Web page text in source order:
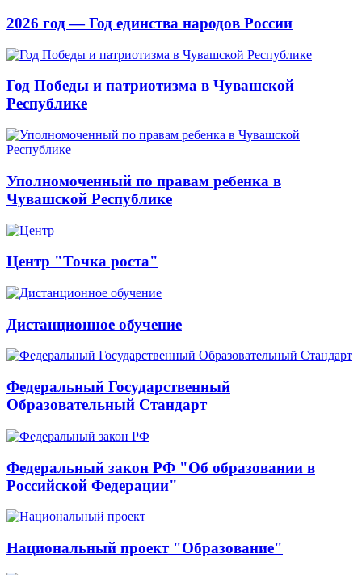
2026 год — Год единства народов России
Год Победы и патриотизма в Чувашской
Республике
Уполномоченный по правам ребенка в
Чувашской Республике
Центр "Точка роста"
Дистанционное обучение
Федеральный Государственный
Образовательный Стандарт
Федеральный закон РФ "Об образовании в
Российской Федерации"
Национальный проект "Образование"